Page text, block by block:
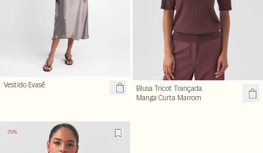
Vestido Evasê
Blusa Tricot Trançada
Manga Curta Marrom
-70%